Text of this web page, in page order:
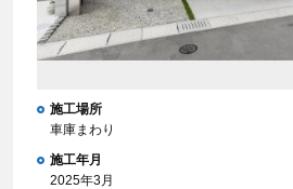
施工場所
車庫まわり
施工年月
2025年3月